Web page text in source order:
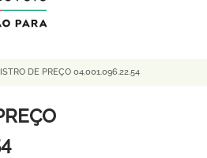
DE PREÇO 04.001.096.22.54